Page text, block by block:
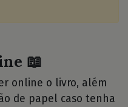
📖
online o livro, além
de papel caso tenha